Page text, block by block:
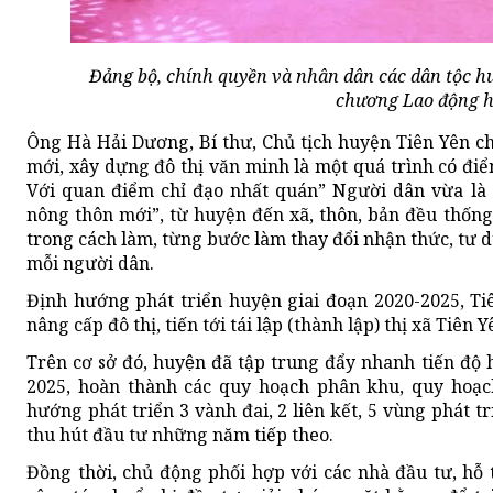
Đảng bộ, chính quyền và nhân dân các dân tộc
chương Lao động
Ông Hà Hải Dương, Bí thư, Chủ tịch huyện Tiên Yên
mới, xây dựng đô thị văn minh là một quá trình có
Với quan điểm chỉ đạo nhất quán” Người dân vừa
nông thôn mới”, từ huyện đến xã, thôn, bản đều
trong cách làm, từng bước làm thay đổi nhận thức, tư
mỗi người dân.
Định hướng phát triển huyện giai đoạn 2020-2025,
nâng cấp đô thị, tiến tới tái lập (thành lập) thị xã Tiên
Trên cơ sở đó, huyện đã tập trung đẩy nhanh tiến độ
2025, hoàn thành các quy hoạch phân khu, quy
hướng phát triển 3 vành đai, 2 liên kết, 5 vùng phát
thu hút đầu tư những năm tiếp theo.
Đồng thời, chủ động phối hợp với các nhà đầu tư,